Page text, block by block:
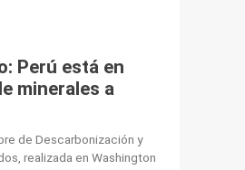
Perú está en
minerales a
de Descarbonización y
realizada en Washington